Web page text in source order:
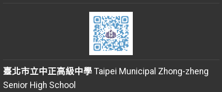
臺北市立中正高級中學Taipei Municipal Zhong-zheng
Senior High School